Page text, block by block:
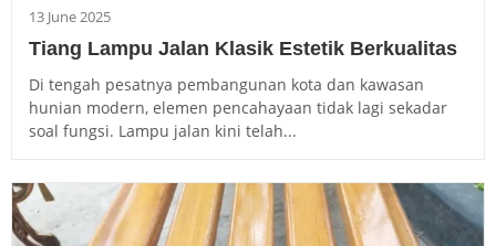
13 June 2025
Tiang Lampu Jalan Klasik Estetik Berkualitas
Di tengah pesatnya pembangunan kota dan kawasan
hunian modern, elemen pencahayaan tidak lagi sekadar
soal fungsi. Lampu jalan kini telah...